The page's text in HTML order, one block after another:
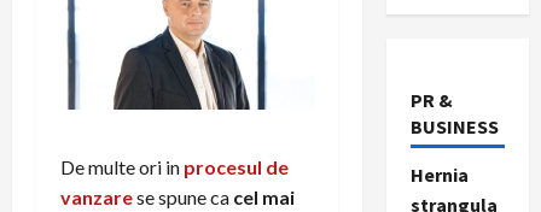
De multe ori in procesul de
vanzarese spune ca cel mai
PR &
BUSINESS
Hernia
strangula